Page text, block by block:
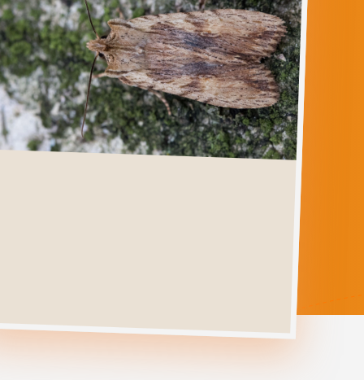
LITHOPHANE
SOCIA
Ga direct naar
Verspreiding
Levenscyclus
Herkenning